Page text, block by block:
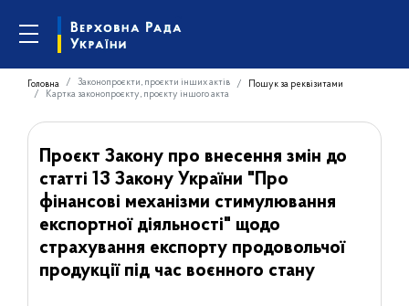
Головна Законопроєкти, проєкти інших актів
Пошук за реквізитами
Картка законопроєкту, проєкту іншого акта
Проєкт Закону про внесення змін до
статті 13 Закону України "Про
фінансові механізми стимулювання
експортної діяльності" щодо
страхування експорту продовольчої
продукції під час воєнного стану